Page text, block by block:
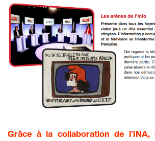
Grâce à la collaboration de